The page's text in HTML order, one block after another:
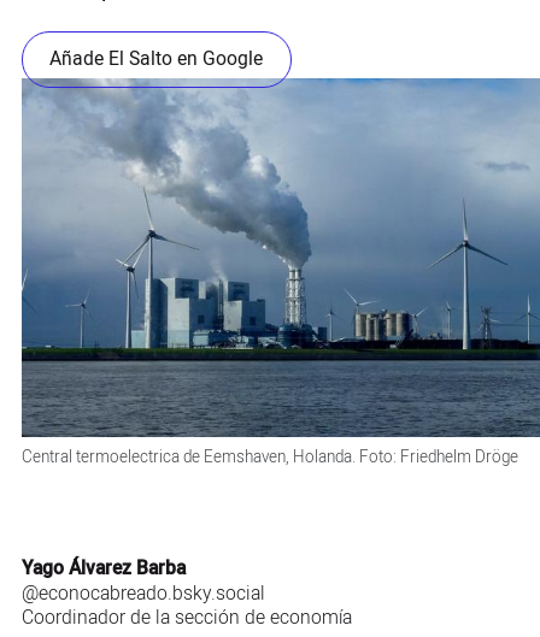
Añade El Salto en Google
Central termoelectrica de Eemshaven, Holanda. Foto: Friedhelm Dröge
Yago Álvarez Barba
@econocabreado.bsky.social
Coordinador de la sección de economía